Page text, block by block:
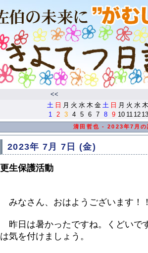
<<
土 日 月 火 水 木 金 土 日 月 火 水 木
1
2 3 4 5 6 7 8 9 10 11 12 13
清田哲也 - 2023年7月の
2023年 7月 7日 (金)
更生保護活動
みなさん、おはようございます！
昨日は暑かったですね。くどいで
は気を付けましょう。